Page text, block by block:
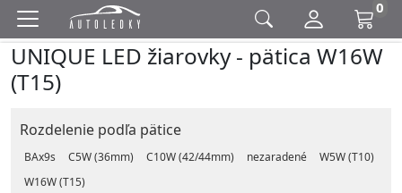
0
UNIQUE LED žiarovky - pätica W16W
(T15)
Rozdelenie podľa pätice
BAx9s C5W (36mm) C10W (42/44mm) nezaradené
W5W (T10)
W16W (T15)